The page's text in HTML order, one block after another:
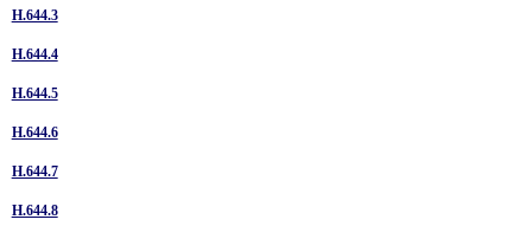
H.644.3
H.644.4
H.644.5
H.644.6
H.644.7
H.644.8